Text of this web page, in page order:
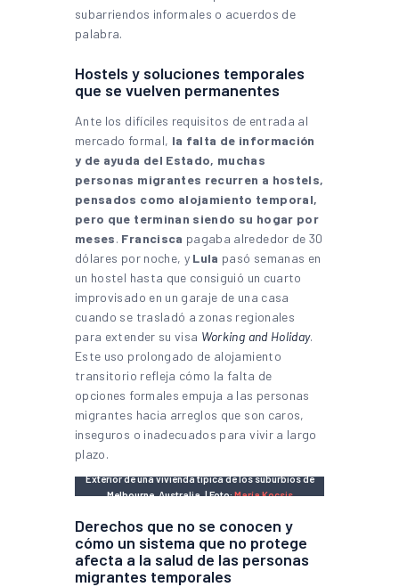
subarriendos informales o acuerdos de
palabra.
Hostels y soluciones temporales
que se vuelven permanentes
Ante los difíciles requisitos de entrada al
mercado formal, la falta de información
y de ayuda del Estado, muchas
personas migrantes recurren a hostels,
pensados como alojamiento temporal,
pero que terminan siendo su hogar por
meses. Francisca pagaba alrededor de 30
dólares por noche, y Lula pasó semanas en
un hostel hasta que consiguió un cuarto
improvisado en un garaje de una casa
cuando se trasladó a zonas regionales
para extender su visa Working and Holiday.
Este uso prolongado de alojamiento
transitorio refleja cómo la falta de
opciones formales empuja a las personas
migrantes hacia arreglos que son caros,
inseguros o inadecuados para vivir a largo
plazo.
Exterior de una vivienda típica de los suburbios de
Melbourne, Australia. | Foto:María Kocsis
Derechos que no se conocen y
cómo un sistema que no protege
afecta a la salud de las personas
migrantes temporales